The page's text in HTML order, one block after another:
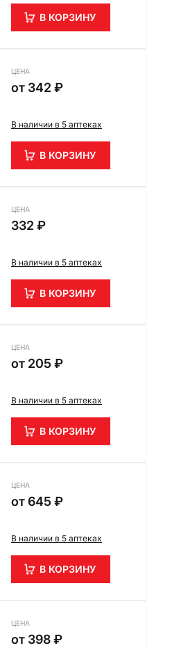
В КОРЗИНУ
ЦЕНА
от 342 ₽
В наличии в 5 аптеках
В КОРЗИНУ
ЦЕНА
332 ₽
В наличии в 5 аптеках
В КОРЗИНУ
ЦЕНА
от 205 ₽
В наличии в 5 аптеках
В КОРЗИНУ
ЦЕНА
от645 ₽
В наличии в 5 аптеках
В КОРЗИНУ
ЦЕНА
от 398 ₽